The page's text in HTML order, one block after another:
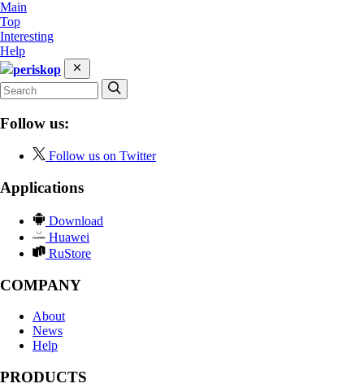
Main
Top
Interesting
Help
periskop
Follow us:
Follow us on Twitter
Applications
Download
Huawei
RuStore
COMPANY
About
News
Help
PRODUCTS